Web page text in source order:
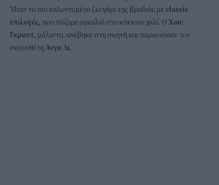
Ήταν το πιο καλοντυμένο ζευγάρι της βραδιάς με classic
επιλογές, που πόζαρε αγκαλιά στο κόκκινο χαλί. Ο Χιου
Γκραντ, μάλιστα, ανέβηκε στη σκηνή και παρουσίασε τον
σκηνοθέτη Ανγκ Λι.